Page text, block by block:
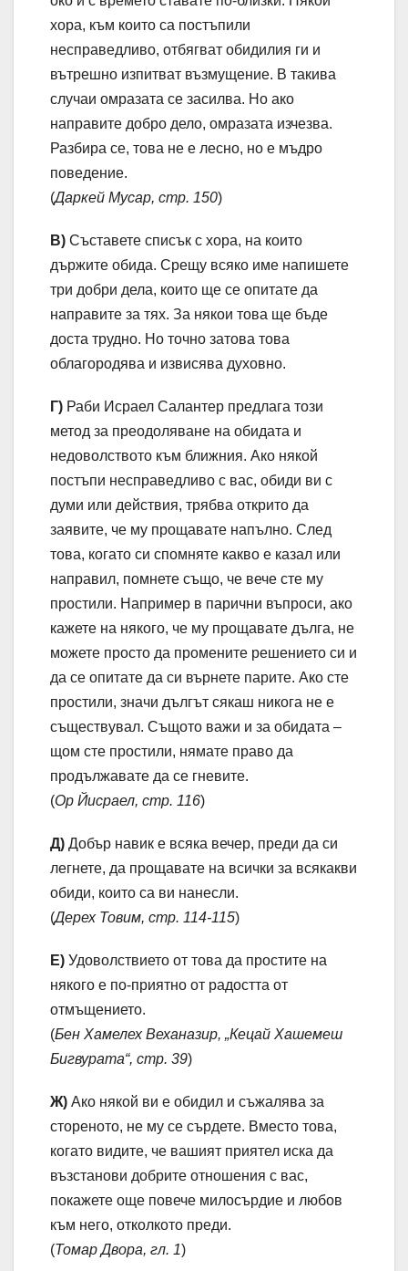
хора, към които са постъпили
несправедливо, отбягват обидилия ги и
вътрешно изпитват възмущение. В такива
случаи омразата се засилва. Но ако
направите добро дело, омразата изчезва.
Разбира се, това не е лесно, но е мъдро
поведение.
(Даркей Мусар, стр. 150)
В) Съставете списък с хора, на които
държите обида. Срещу всяко име напишете
три добри дела, които ще се опитате да
направите за тях. За някои това ще бъде
доста трудно. Но точно затова това
облагородява и извисява духовно.
Г) Раби Исраел Салантер предлага този
метод за преодоляване на обидата и
недоволството към ближния. Ако някой
постъпи несправедливо с вас, обиди ви с
думи или действия, трябва открито да
заявите, че му прощавате напълно. След
това, когато си спомняте какво е казал или
направил, помнете също, че вече сте му
простили. Например в парични въпроси, ако
кажете на някого, че му прощавате дълга, не
можете просто да промените решението си и
да се опитате да си върнете парите. Ако сте
простили, значи дългът сякаш никога не е
съществувал. Същото важи и за обидата –
щом сте простили, нямате право да
продължавате да се гневите.
(Ор Йисраел, стр. 116)
Д) Добър навик е всяка вечер, преди да си
легнете, да прощавате на всички за всякакви
обиди, които са ви нанесли.
(Дерех Товим, стр. 114-115)
Е) Удоволствието от това да простите на
някого е по-приятно от радостта от
отмъщението.
(Бен Хамелех Веханазир, „Кецай Хашемеш
Бигвурата“, стр. 39)
Ж) Ако някой ви е обидил и съжалява за
стореното, не му се сърдете. Вместо това,
когато видите, че вашият приятел иска да
възстанови добрите отношения с вас,
покажете още повече милосърдие и любов
към него, отколкото преди.
(Томар Двора, гл. 1)